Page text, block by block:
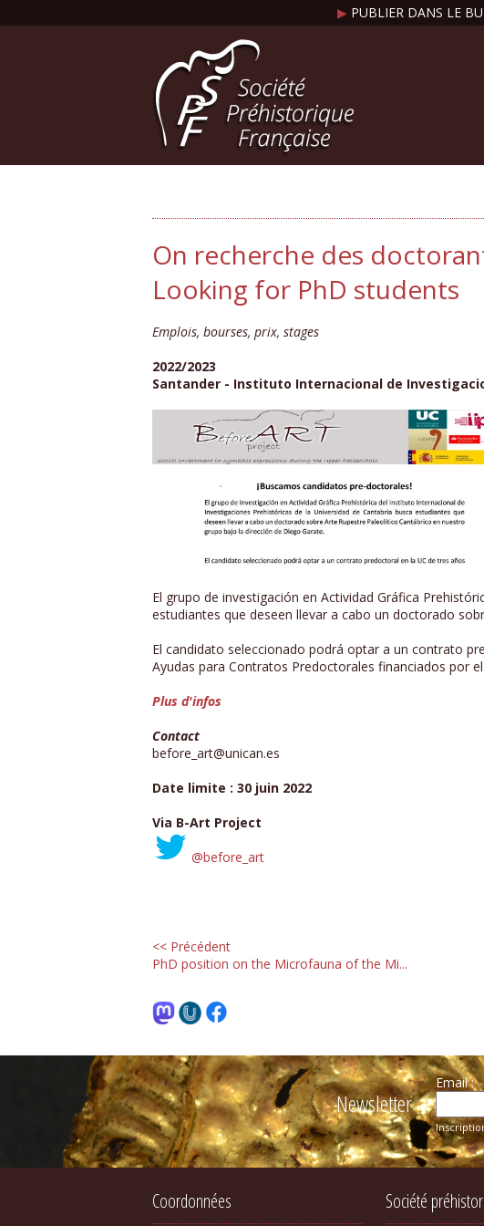
▶ PUBLIER DANS LE
On recherche des
Looking for PhD students
Emplois, bourses, prix, stages
2022/2023
Santander - Instituto Internacional de
El grupo de investigación en Actividad Gráfica
estudiantes que deseen llevar a cabo un doctorado
El candidato seleccionado podrá optar a un contrato
Ayudas para Contratos Predoctorales financiados por
Plus d'infos
Contact
before_art@unican.es
Date limite : 30 juin 2022
Via B-Art Project
@before_art
<< Précédent
PhD position on the Microfauna of the Mi...
Newsletter
Email :
Coordonnées Société